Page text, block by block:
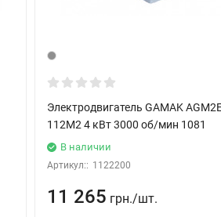
Электродвигатель GAMAK
112M2 4 кВт 3000 об/мин 1081
В наличии
Артикул:: 1122200
11 265 грн./шт.